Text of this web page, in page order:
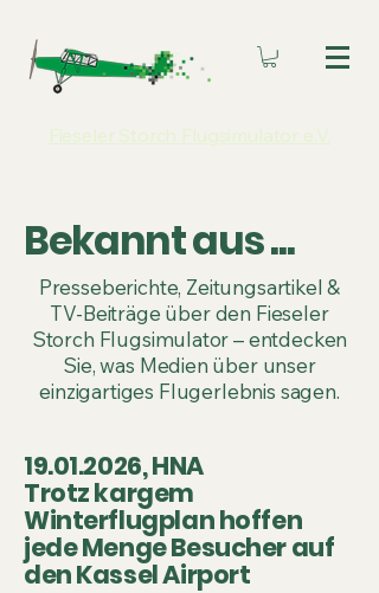
Fieseler Storch Flugsimulator e.V.
Bekannt aus ...
Presseberichte, Zeitungsartikel &
TV-Beiträge über den Fieseler
Storch Flugsimulator – entdecken
Sie, was Medien über unser
einzigartiges Flugerlebnis sagen.
19.01.2026, HNA
Trotz kargem
Winterflugplan hoffen
jede Menge Besucher auf
den Kassel Airport